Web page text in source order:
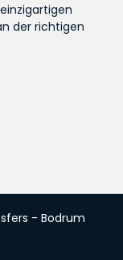
der richtigen
- Bodrum